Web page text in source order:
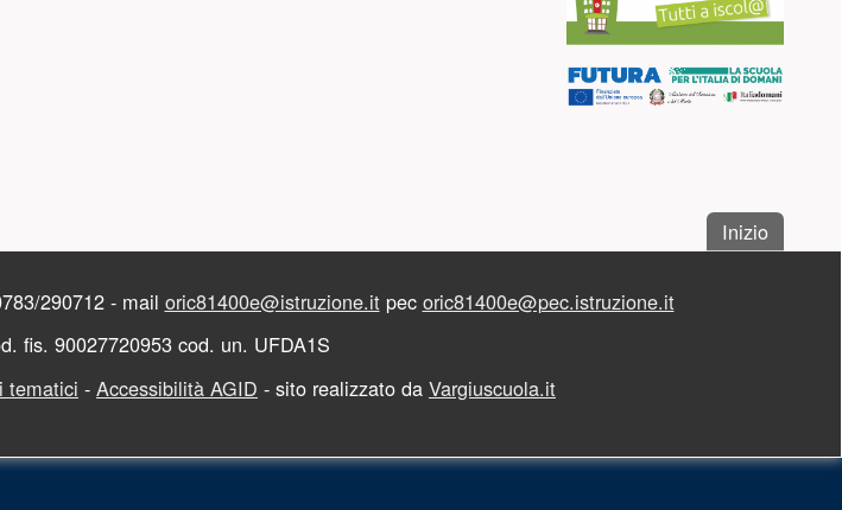
Inizio. Salta
290712 - mail oric81400e@istruzione.it pec oric81400e@pec.istruzione.it
fis. 90027720953 cod. un. UFDA1S
tematici - Accessibilità AGID - sito realizzato da Vargiuscuola.it